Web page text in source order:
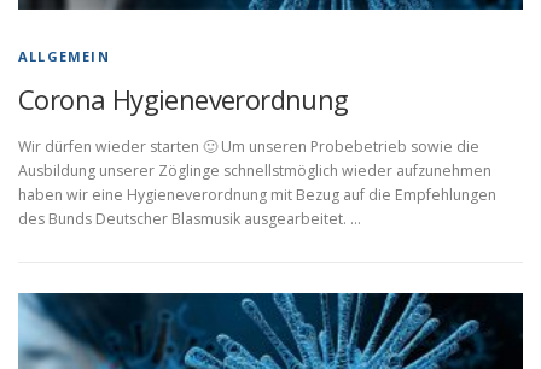
ALLGEMEIN
Corona Hygieneverordnung
Wir dürfen wieder starten 🙂 Um unseren Probebetrieb sowie die
Ausbildung unserer Zöglinge schnellstmöglich wieder aufzunehmen
haben wir eine Hygieneverordnung mit Bezug auf die Empfehlungen
des Bunds Deutscher Blasmusik ausgearbeitet. …